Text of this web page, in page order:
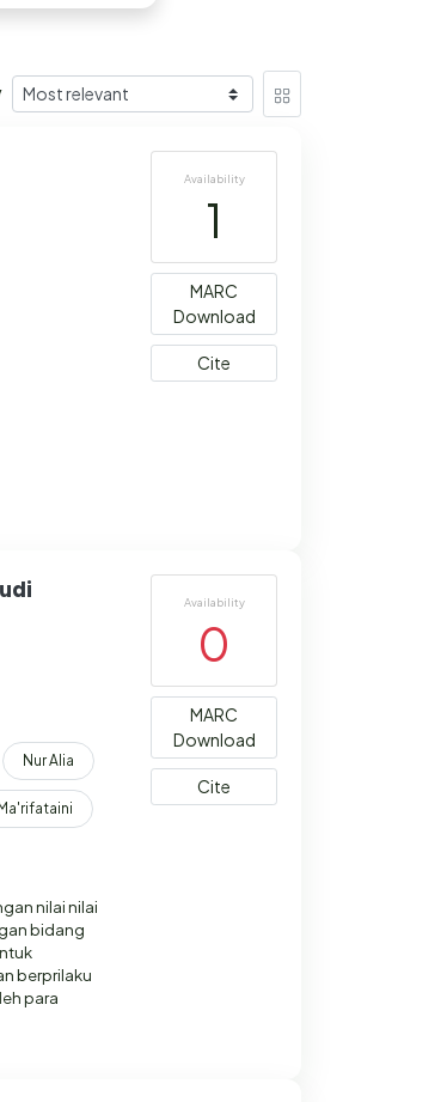
Availability
1
MARC
Download
Cite
Nur Alia
nilai nilai
bidang
berprilaku
para
Availability
0
MARC
Download
Cite